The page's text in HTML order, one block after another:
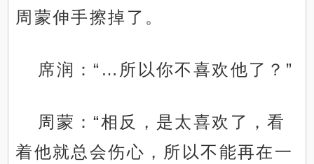
周蒙伸手擦掉了。
席润：“…所以你不喜欢他了？”
周蒙：“相反，是太喜欢了，看
着他就总会伤心，所以不能再在一